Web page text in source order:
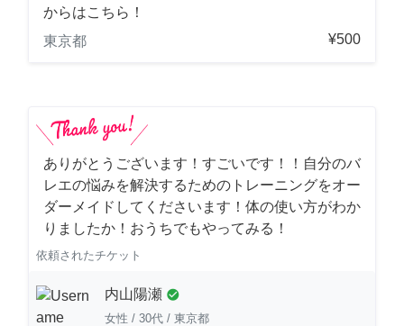
からはこちら！
東京都
¥500
ありがとうございます！すごいです！！自分のバ
レエの悩みを解決するためのトレーニングをオー
ダーメイドしてくださいます！体の使い方がわか
りましたか！おうちでもやってみる！
依頼されたチケット
内山陽瀬 check_circle
女性 / 30代 / 東京都